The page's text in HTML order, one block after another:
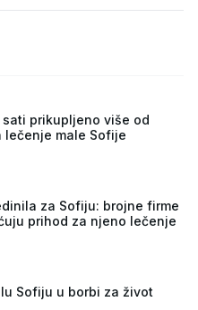
prikupljeno više od
lečenje male Sofije
za Sofiju: brojne firme
prihod za njeno lečenje
Sofiju u borbi za život